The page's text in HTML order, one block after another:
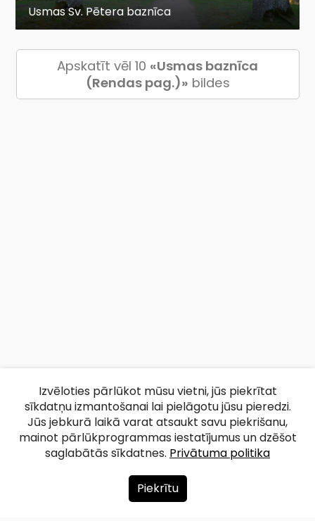
Usmas Sv. Pētera baznīca
Apskatīt vēl 10 «Usmas baznīca
(Rendas pag.)» bildes
Par mums
Izvēloties pārlūkot mūsu vietni, jūs piekrītat
sīkdatņu izmantošanai lai pielāgotu jūsu pieredzi.
Jūs jebkurā laikā varat atsaukt savu piekrišanu,
mainot pārlūkprogrammas iestatījumus un dzēšot
saglabātās sīkdatnes. Privātuma politika
Piekrītu